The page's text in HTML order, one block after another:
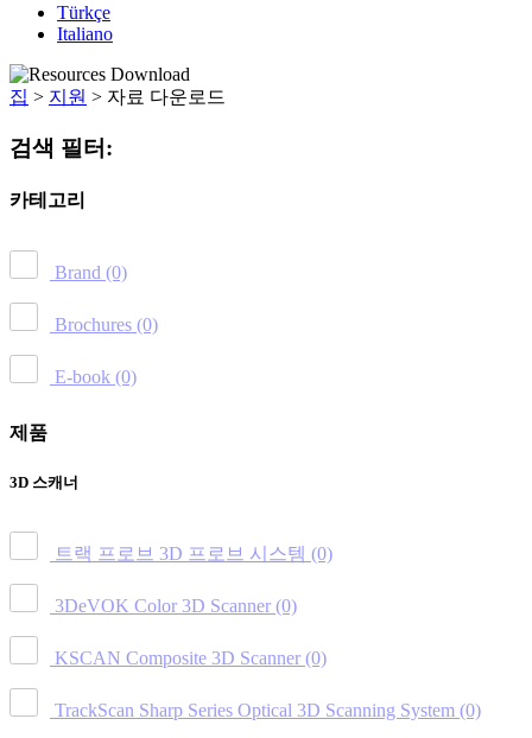
Türkçe
Italiano
집 > 지원 > 자료 다운로드
검색 필터:
카테고리
Brand (0)
Brochures (0)
E-book (0)
제품
3D 스캐너
트랙 프로브 3D 프로브 시스템 (0)
3DeVOK Color 3D Scanner (0)
KSCAN Composite 3D Scanner (0)
TrackScan Sharp Series Optical 3D Scanning System (0)